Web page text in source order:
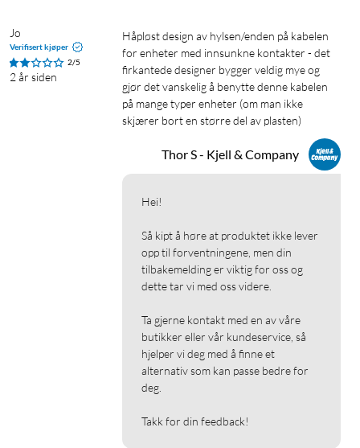
Jo
Verifisert kjøper
2/5
2 år siden
Håpløst design av hylsen/enden på kabelen
for enheter med innsunkne kontakter - det
firkantede designer bygger veldig mye og
gjør det vanskelig å benytte denne kabelen
på mange typer enheter (om man ikke
skjærer bort en større del av plasten)
Thor S - Kjell & Company
Hei!
Så kipt å høre at produktet ikke lever
opp til forventningene, men din
tilbakemelding er viktig for oss og
dette tar vi med oss videre.
Ta gjerne kontakt med en av våre
butikker eller vår kundeservice, så
hjelper vi deg med å finne et
alternativ som kan passe bedre for
deg.
Takk for din feedback!